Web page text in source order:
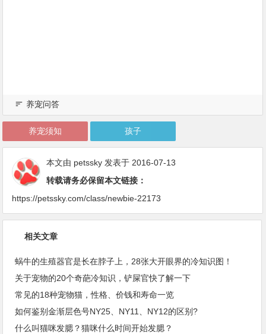
养宠问答
养宠须知 孩子
本文由 petssky 发表于 2016-07-13
转载请务必保留本文链接：
https://petssky.com/class/newbie-22173
相关文章
蜗牛的生殖器官是长在脖子上，28张大开眼界的冷知识图！
关于宠物的20个奇葩冷知识，铲屎官快了解一下
常见的18种宠物猫，性格、价钱和寿命一览
如何鉴别金渐层色号NY25、NY11、NY12的区别?
什么叫猫咪发腮？猫咪什么时间开始发腮？